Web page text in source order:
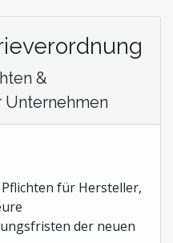
&
für Hersteller,
der neuen